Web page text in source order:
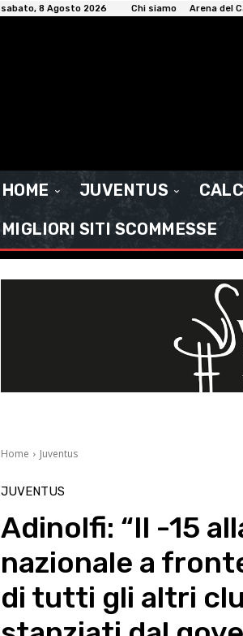
sabato, 8 Agosto 2026 Chi siamo Arena del
HOME JUVENTUS
MIGLIORI SITI SCOMMESSE
Home Juventus
JUVENTUS
Adinolfi: “Il -15
nazionale a
di tutti gli altri